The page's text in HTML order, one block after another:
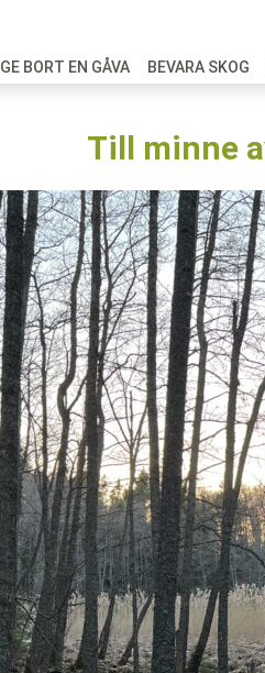
GE BORT EN GÅVA BEVARA SKOG
Till minne